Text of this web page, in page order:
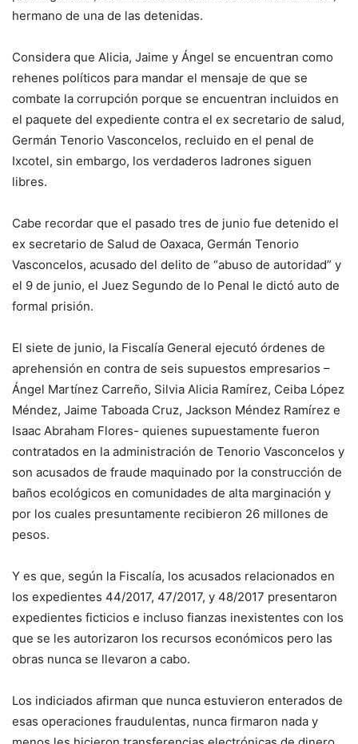
hermano de una de las detenidas.
Considera que Alicia, Jaime y Ángel se encuentran como
rehenes políticos para mandar el mensaje de que se
combate la corrupción porque se encuentran incluidos en
el paquete del expediente contra el ex secretario de salud,
Germán Tenorio Vasconcelos, recluido en el penal de
Ixcotel, sin embargo, los verdaderos ladrones siguen
libres.
Cabe recordar que el pasado tres de junio fue detenido el
ex secretario de Salud de Oaxaca, Germán Tenorio
Vasconcelos, acusado del delito de “abuso de autoridad” y
el 9 de junio, el Juez Segundo de lo Penal le dictó auto de
formal prisión.
El siete de junio, la Fiscalía General ejecutó órdenes de
aprehensión en contra de seis supuestos empresarios –
Ángel Martínez Carreño, Silvia Alicia Ramírez, Ceiba López
Méndez, Jaime Taboada Cruz, Jackson Méndez Ramírez e
Isaac Abraham Flores- quienes supuestamente fueron
contratados en la administración de Tenorio Vasconcelos y
son acusados de fraude maquinado por la construcción de
baños ecológicos en comunidades de alta marginación y
por los cuales presuntamente recibieron 26 millones de
pesos.
Y es que, según la Fiscalía, los acusados relacionados en
los expedientes 44/2017, 47/2017, y 48/2017 presentaron
expedientes ficticios e incluso fianzas inexistentes con los
que se les autorizaron los recursos económicos pero las
obras nunca se llevaron a cabo.
Los indiciados afirman que nunca estuvieron enterados de
esas operaciones fraudulentas, nunca firmaron nada y